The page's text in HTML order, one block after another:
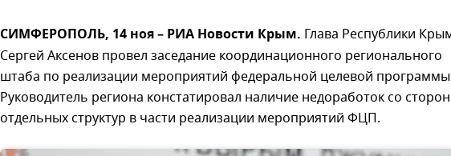
СИМФЕРОПОЛЬ, 14 ноя – РИА Новости Крым. Глава Республики
Сергей Аксенов провел заседание координационного регионального
штаба по реализации мероприятий федеральной целевой
Руководитель региона констатировал наличие недоработок со
отдельных структур в части реализации мероприятий ФЦП.